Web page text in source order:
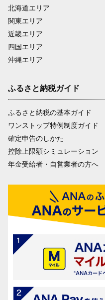
北海道エリア
関東エリア
近畿エリア
四国エリア
沖縄エリア
ふるさと納税ガイド
ふるさと納税の基本ガイド
ワンストップ特例制度ガイド
確定申告のしかた
控除上限額シミュレーション
年金受給者・自営業者の方へ